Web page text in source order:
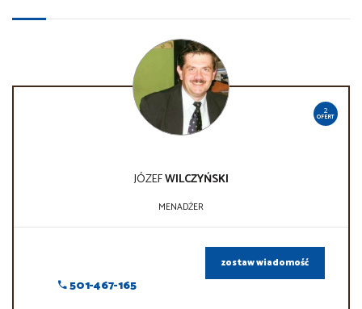
2
OFERT
JÓZEFWILCZYŃSKI
MENADŻER
501-467-165
zostaw wiadomość